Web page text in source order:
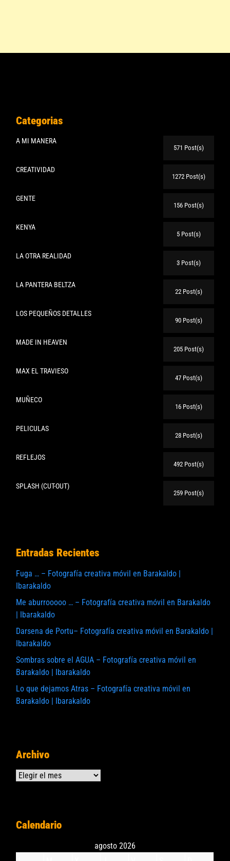
Categorias
A MI MANERA
571 Post(s)
CREATIVIDAD
1272 Post(s)
GENTE
156 Post(s)
KENYA
5 Post(s)
LA OTRA REALIDAD
3 Post(s)
LA PANTERA BELTZA
22 Post(s)
LOS PEQUEÑOS DETALLES
90 Post(s)
MADE IN HEAVEN
205 Post(s)
MAX EL TRAVIESO
47 Post(s)
MUÑECO
16 Post(s)
PELICULAS
28 Post(s)
REFLEJOS
492 Post(s)
SPLASH (CUT-OUT)
259 Post(s)
Entradas Recientes
Fuga … – Fotografía creativa móvil en Barakaldo |
Ibarakaldo
Me aburrooooo … – Fotografía creativa móvil en Barakaldo
| Ibarakaldo
Darsena de Portu– Fotografía creativa móvil en Barakaldo |
Ibarakaldo
Sombras sobre el AGUA – Fotografía creativa móvil en
Barakaldo | Ibarakaldo
Lo que dejamos Atras – Fotografía creativa móvil en
Barakaldo | Ibarakaldo
Archivo
Archivos
Calendario
agosto 2026